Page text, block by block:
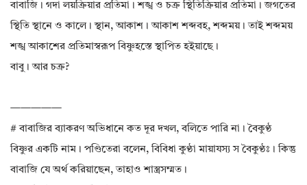
বাবাজি। গদা লয়ক্রিয়ার প্রতিমা। শঙ্খ ও চক্র স্থিতিক্রিয়ার প্রতিমা। জগতের
স্থিতি স্থানে ও কালে। স্থান, আকাশ। আকাশ শব্দবহ, শব্দময়। তাই শব্দময়
শঙ্খ আকাশের প্রতিমাস্বরূপ বিষ্ণুহস্তে স্থাপিত হইয়াছে।
বাবু। আর চক্র?
—————
# বাবাজির ব্যাকরণ অভিধানে কত দূর দখল, বলিতে পারি না। বৈকুণ্ঠ
বিষ্ণুর একটি নাম। পণ্ডিতেরা বলেন, বিবিধা কুণ্ঠা মায়াযস্য স বৈকুণ্ঠঃ। কিন্তু
বাবাজি যে অর্থ করিয়াছেন, তাহাও শাস্ত্রসম্মত।